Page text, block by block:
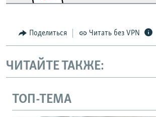
Поделиться Читать без VPN
ЧИТАЙТЕ ТАКЖЕ:
ТОП-ТЕМА